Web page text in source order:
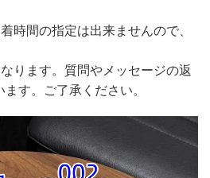
時間の指定は出来ませんので、
ります。質問やメッセージの返
す。ご了承ください。